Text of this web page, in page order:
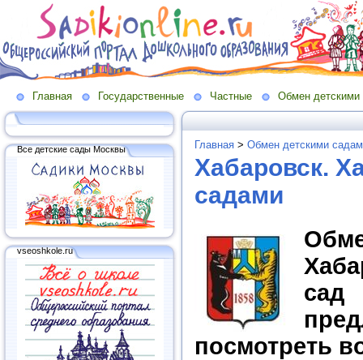
Главная Государственные Частные Обмен детскими
Все детские сады Москвы
vseoshkole.ru
Главная > Обмен детскими
Хабаровск.
садами
посмотреть